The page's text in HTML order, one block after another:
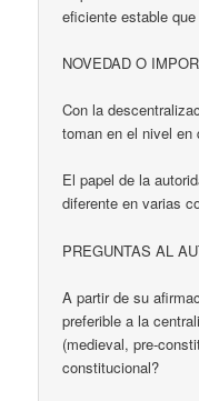
eficiente estable
NOVEDAD O
Con la
toman en el nivel
El papel de la
diferente en varias
PREGUNTAS AL
A partir de su
preferible a la
(medieval, pre-
constitucional?